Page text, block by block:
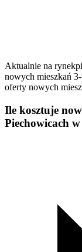
Aktualnie na
nowych mieszkań
oferty nowych
Ile kosztuje
Piechowicach